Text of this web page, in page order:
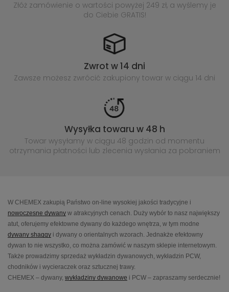
Złóż zamówienie o wartości powyżej 249 zł, a wyślemy je
do Ciebie GRATIS!
Zwrot w 14 dni
Zawsze możesz zwrócić zakupiony towar w ciągu 14 dni
Wysyłka towaru w 48 h
Towar wysyłamy w ciągu 48 godzin od momentu
otrzymania płatności lub zlecenia wysłania za pobraniem
W CHEMEX zakupią Państwo on-line wysokiej jakości tradycyjne i
nowoczesne dywany w atrakcyjnych cenach. Duży wybór to nasz największy
atut, oferujemy efektowne dywany do każdego wnętrza, w tym modne
dywany shaggy i dywany o orientalnych wzorach. Jednakże efektowny
dywan to nie wszystko, co można zamówić w naszym sklepie internetowym.
Także prowadzimy sprzedaż wykładzin dywanowych, wykładzin PCW,
chodników i wycieraczek oraz sztucznej trawy.
CHEMEX – dywany, wykładziny dywanowe i PCW – zapraszamy serdecznie!